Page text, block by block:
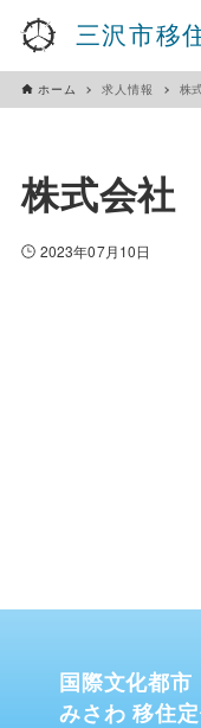
三沢市移
ホーム 求人情報 株
株式会社
2023年07月10日
国際文化都市
みさわ 移住